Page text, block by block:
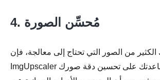
4. مُحسِّن الصورة
الكثير من الصور التي تحتاج إلى معالجة، فإن
ImgUpscaler خيار ممتاز لمساعدتك على تحسين دقة صورك